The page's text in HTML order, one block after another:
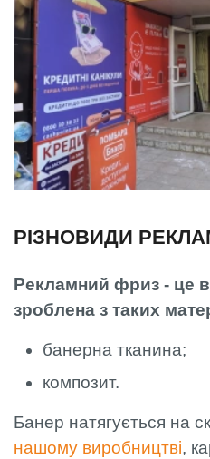
РІЗНОВИДИ
Рекламний фриз - це
зроблена з таких
банерна тканина;
композит.
Банер натягується на
нашому виробництві,